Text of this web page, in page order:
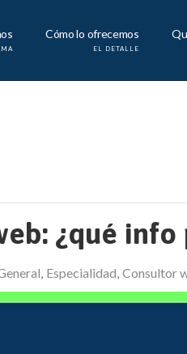
Cómo lo ofrecemos
EL DETALLE
¿qué info
Especialidad Consultor